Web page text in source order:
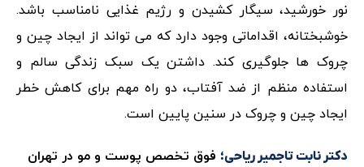
نور خورشید، سیگار کشیدن و رژیم غذایی نامناسب باشد.
خوشبختانه، اقداماتی وجود دارد که می تواند از ایجاد چین و
چروک ها جلوگیری کند. داشتن یک سبک زندگی سالم و
استفاده منظم از ضد آفتاب، دو راه مهم برای کاهش خطر
ایجاد چین و چروک در سنین پایین است.
دکتر نابت تاجمیر ریاحی؛ فوق تخصص پوست و مو در تهران